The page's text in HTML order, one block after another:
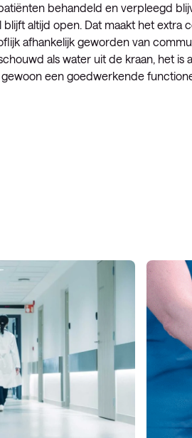
behandeld en verpleegd
altijd open. Dat maakt het extra
afhankelijk geworden van
als water uit de kraan, het is
een goedwerkende